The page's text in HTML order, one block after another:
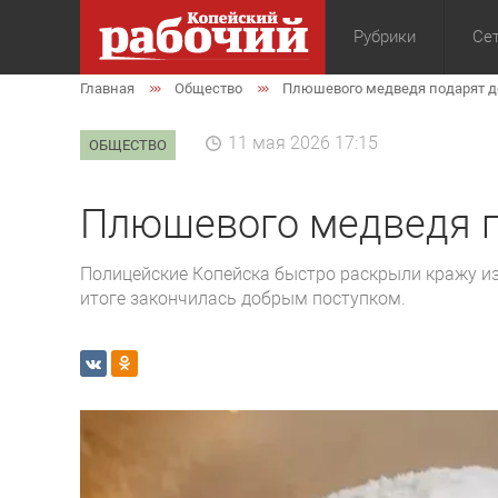
Рубрики
Общество
Главная Общество Плюшевого медведя подарят
ОБЩЕСТВО 11 мая 2026 17:15
Плюшевого медведя
Полицейские Копейска быстро раскрыли кражу
итоге закончилась добрым поступком.